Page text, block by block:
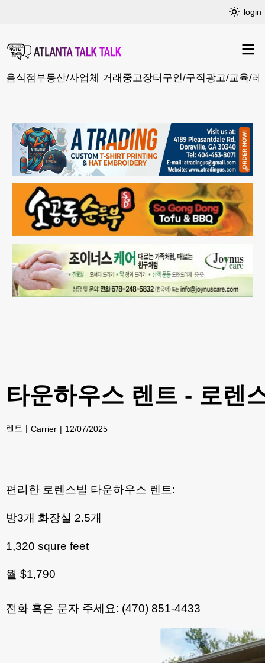
login
음식점부동산/사업체 거래 중고장터 구인/구직광고/교육/레
타운하우스 렌트 - 로렌
렌트 Carrier 12/07/2025
편리한 로렌스빌 타운하우스 렌트:
방3개 화장실 2.5개
1,320 squre feet
월 $1,790
전화 혹은 문자 주세요: (470) 851-4433